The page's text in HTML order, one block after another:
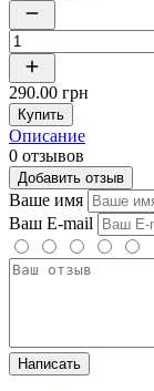
290.00 грн
Купить
Описание
0 отзывов
Добавить отзыв
Ваше имя
Ваш E-mail
Написать